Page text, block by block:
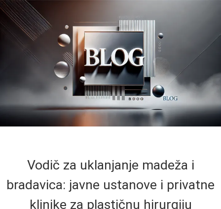
Vodič za uklanjanje madeža i
bradavica: javne ustanove i privatne
klinike za plastičnu hirurgiju